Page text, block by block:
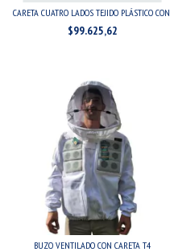
CARETA CUATRO LADOS TEJIDO PLÁSTICO CON...
$99.625,62
BUZO VENTILADO CON CARETA T4